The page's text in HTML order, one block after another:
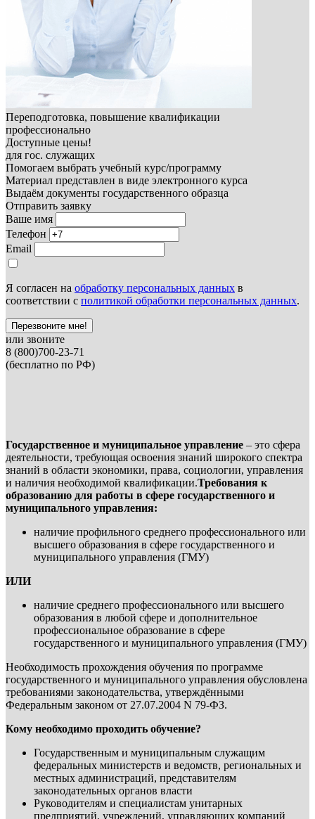
Переподготовка, повышение квалификации
профессионально
Доступные цены!
для гос. служащих
Помогаем выбрать учебный курс/программу
Материал представлен в виде электронного курса
Выдаём документы государственного образца
Отправить заявку
Ваше имя
Телефон
Email
Я согласен на обработку персональных данных в
соответствии с политикой обработки персональных данных.
Перезвоните мне!
или звоните
8 (800)700-23-71
(бесплатно по РФ)
Государственное и муниципальное управление – это сфера
деятельности, требующая освоения знаний широкого спектра
знаний в области экономики, права, социологии, управления
и наличия необходимой квалификации.Требования к
образованию для работы в сфере государственного и
муниципального управления:
наличие профильного среднего профессионального или
высшего образования в сфере государственного и
муниципального управления (ГМУ)
ИЛИ
наличие среднего профессионального или высшего
образования в любой сфере и дополнительное
профессиональное образование в сфере
государственного и муниципального управления (ГМУ)
Необходимость прохождения обучения по программе
государственного и муниципального управления обусловлена
требованиями законодательства, утверждёнными
Федеральным законом от 27.07.2004 N 79-ФЗ.
Кому необходимо проходить обучение?
Государственным и муниципальным служащим
федеральных министерств и ведомств, региональных и
местных администраций, представителям
законодательных органов власти
Руководителям и специалистам унитарных
предприятий, учреждений, управляющих компаний